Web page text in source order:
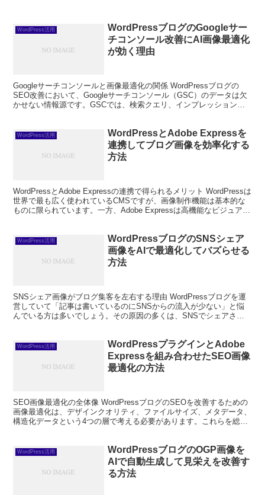
WordPress活用
WordPressブログのGoogleサー
チコンソール改善にAI画像最適化
が効く理由
Googleサーチコンソールと画像最適化の関係 WordPressブログの
SEO改善において、Googleサーチコンソール（GSC）のデータは欠
かせない情報源です。GSCでは、検索クエリ、インプレッション
WordPress活用
WordPressとAdobe Expressを
連携してブログ画像を効率化する
方法
WordPressとAdobe Expressの連携で得られるメリット WordPressは
世界で最も広く使われているCMSですが、画像制作機能は基本的な
ものに限られています。一方、Adobe Expressは高機能なビジュアル
WordPress活用
WordPressブログのSNSシェア
画像をAIで最適化してバズらせる
方法
SNSシェア画像がブログ集客を左右する理由 WordPressブログを運
営していて「記事は書いているのにSNSからの流入が少ない」と悩
んでいる方は多いでしょう。その原因の多くは、SNSでシェアされ
WordPress活用
WordPressプラグインとAdobe
Expressを組み合わせたSEO画像
最適化の方法
SEO画像最適化の全体像 WordPressブログのSEOを改善するための
画像最適化は、デザインクオリティ、ファイルサイズ、メタデータ、
構造化データという4つの層で考える必要があります。これらを総合
WordPress活用
WordPressブログのOGP画像を
AIで自動生成して見栄えを改善す
る方法